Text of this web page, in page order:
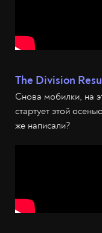
The Division
Снова мобилки, на
стартует этой
же написали?